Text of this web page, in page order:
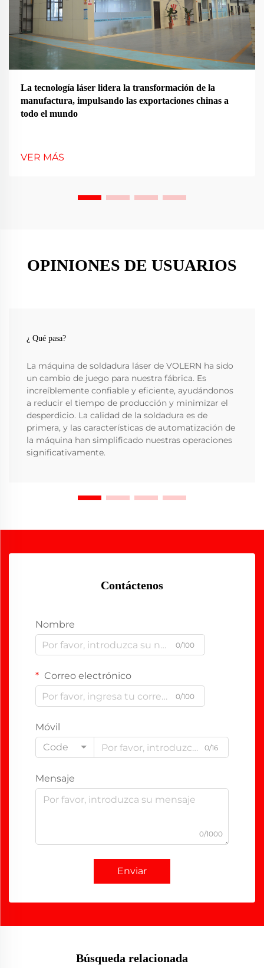
La tecnología láser lidera la transformación de la
manufactura, impulsando las exportaciones chinas a
todo el mundo
VER MÁS
OPINIONES DE USUARIOS
¿ Qué pasa?
La máquina de soldadura láser de VOLERN ha sido
un cambio de juego para nuestra fábrica. Es
increíblemente confiable y eficiente, ayudándonos
a reducir el tiempo de producción y minimizar el
desperdicio. La calidad de la soldadura es de
primera, y las características de automatización de
la máquina han simplificado nuestras operaciones
significativamente.
Contáctenos
Nombre
0/100
Correo electrónico
0/100
Móvil
Code
0/16
Mensaje
0/1000
Enviar
Búsqueda relacionada